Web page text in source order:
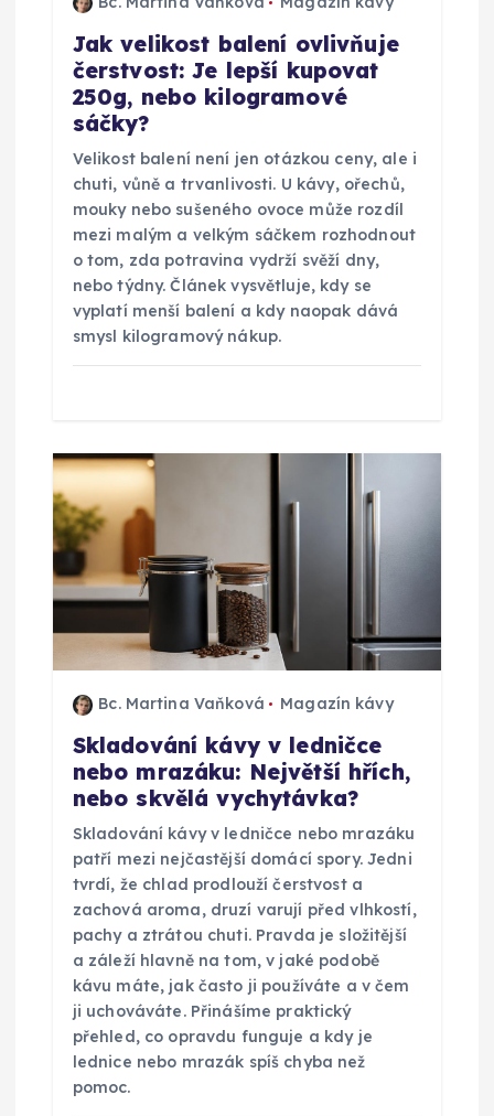
Jak velikost balení ovlivňuje
čerstvost: Je lepší kupovat
250g, nebo kilogramové
sáčky?
Velikost balení není jen otázkou ceny, ale i
chuti, vůně a trvanlivosti. U kávy, ořechů,
mouky nebo sušeného ovoce může rozdíl
mezi malým a velkým sáčkem rozhodnout
o tom, zda potravina vydrží svěží dny,
nebo týdny. Článek vysvětluje, kdy se
vyplatí menší balení a kdy naopak dává
smysl kilogramový nákup.
Bc. Martina Vaňková Magazín kávy
Skladování kávy v ledničce
nebo mrazáku: Největší hřích,
nebo skvělá vychytávka?
Skladování kávy v ledničce nebo mrazáku
patří mezi nejčastější domácí spory. Jedni
tvrdí, že chlad prodlouží čerstvost a
zachová aroma, druzí varují před vlhkostí,
pachy a ztrátou chuti. Pravda je složitější
a záleží hlavně na tom, v jaké podobě
kávu máte, jak často ji používáte a v čem
ji uchováváte. Přinášíme praktický
přehled, co opravdu funguje a kdy je
lednice nebo mrazák spíš chyba než
pomoc.